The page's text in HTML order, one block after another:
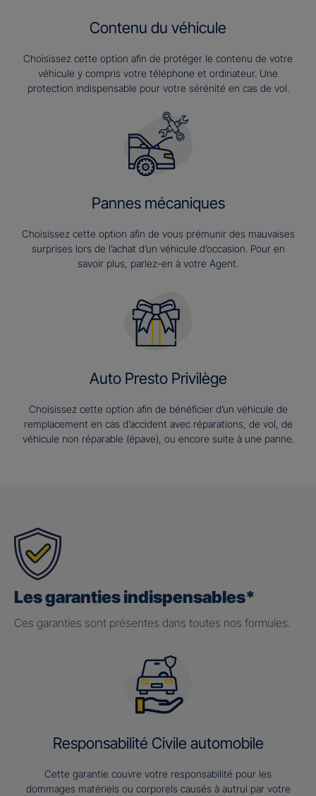
Contenu du véhicule
Choisissez cette option afin de protéger le contenu de votre
véhicule y compris votre téléphone et ordinateur. Une
protection indispensable pour votre sérénité en cas de vol.
Pannes mécaniques
Choisissez cette option afin de vous prémunir des mauvaises
surprises lors de l’achat d’un véhicule d’occasion. Pour en
savoir plus, parlez-en à votre Agent.
Auto Presto Privilège
Choisissez cette option afin de bénéficier d’un véhicule de
remplacement en cas d’accident avec réparations, de vol, de
véhicule non réparable (épave), ou encore suite à une panne.
Les garanties indispensables*
Ces garanties sont présentes dans toutes nos formules.
Responsabilité Civile automobile
Cette garantie couvre votre responsabilité pour les
dommages matériels ou corporels causés à autrui par votre